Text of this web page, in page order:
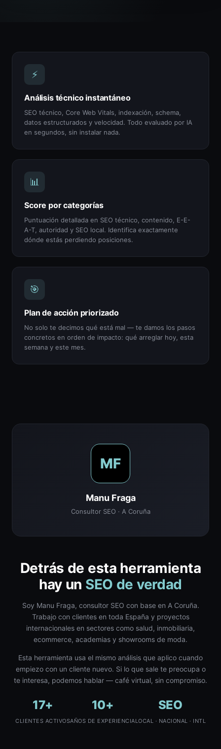
⚡
Análisis técnico instantáneo
SEO técnico, Core Web Vitals, indexación, schema,
datos estructurados y velocidad. Todo evaluado por IA
en segundos, sin instalar nada.
📊
Score por categorías
Puntuación detallada en SEO técnico, contenido, E-E-
A-T, autoridad y SEO local. Identifica exactamente
dónde estás perdiendo posiciones.
🎯
Plan de acción priorizado
No solo te decimos qué está mal — te damos los pasos
concretos en orden de impacto: qué arreglar hoy, esta
semana y este mes.
MF
Manu Fraga
Consultor SEO · A Coruña
Detrás de esta herramienta
hay un SEO de verdad
Soy Manu Fraga, consultor SEO con base en A Coruña.
Trabajo con clientes en toda España y proyectos
internacionales en sectores como salud, inmobiliaria,
ecommerce, academias y showrooms de moda.
Esta herramienta usa el mismo análisis que aplico cuando
empiezo con un cliente nuevo. Si lo que sale te preocupa o
te interesa, podemos hablar — café virtual, sin compromiso.
17+
CLIENTES ACTIVOS
10+
AÑOS DE EXPERIENCIA
SEO
LOCAL · NACIONAL · INTL